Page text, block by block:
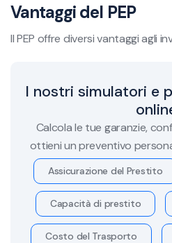
Vantaggi del PEP
Il PEP offre diversi vantaggi agli
I nostri simulatori e
Calcola le tue garanzie,
ottieni un preventivo
Assicurazione del Prestito
Capacità di prestito
Costo del Trasporto